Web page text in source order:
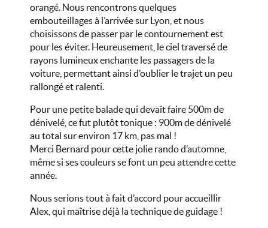
orangé. Nous rencontrons quelques
embouteillages à l’arrivée sur Lyon, et nous
choisissons de passer par le contournement est
pour les éviter. Heureusement, le ciel traversé de
rayons lumineux enchante les passagers de la
voiture, permettant ainsi d’oublier le trajet un peu
rallongé et ralenti.
Pour une petite balade qui devait faire 500m de
dénivelé, ce fut plutôt tonique : 900m de dénivelé
au total sur environ 17 km, pas mal !
Merci Bernard pour cette jolie rando d’automne,
même si ses couleurs se font un peu attendre cette
année.
Nous serions tout à fait d’accord pour accueillir
Alex, qui maîtrise déjà la technique de guidage !